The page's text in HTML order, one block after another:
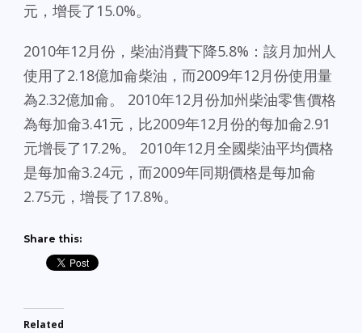
元，增長了15.0%。
2010年12月份，柴油消費下降5.8%：該月加州人
使用了​​2.18億加侖柴油，而2009年12月份使用量
為2.32億加侖。 2010年12月份加州柴油零售價格
為每加侖3.41元，比2009年12月份的每加侖2.91
元增長了17.2%。 2010年12月全國柴油平均價格
是每加侖3.24元，而2009年同期價格是每加侖
2.75元，增長了17.8%。
Share this:
Related